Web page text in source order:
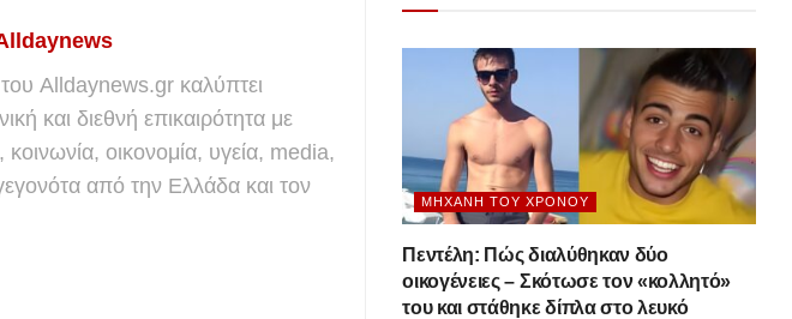
Alldaynews.gr καλύπτει
και διεθνή επικαιρότητα με
κοινωνία, οικονομία, υγεία, media,
από την Ελλάδα και τον
ΜΗΧΑΝΉ ΤΟΥ ΧΡΌΝΟΥ
Πεντέλη: Πώς διαλύθηκαν δύο
οικογένειες – Σκότωσε τον «κολλητό»
του και στάθηκε δίπλα στο λευκό